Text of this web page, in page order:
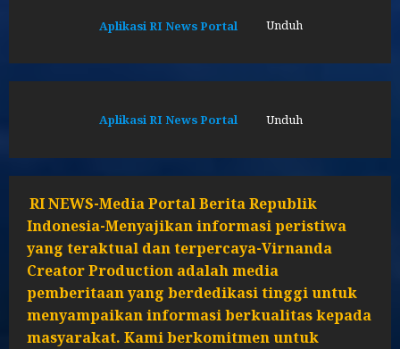
Aplikasi RI News Portal Unduh
Aplikasi RI News Portal Unduh
RI NEWS-Media Portal Berita Republik
Indonesia-Menyajikan informasi peristiwa
yang teraktual dan terpercaya-Virnanda
Creator Production adalah media
pemberitaan yang berdedikasi tinggi untuk
menyampaikan informasi berkualitas kepada
masyarakat. Kami berkomitmen untuk